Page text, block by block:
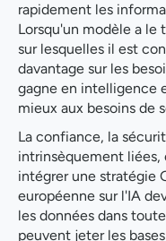
rapidement les
Lorsqu'un modèle a le
sur lesquelles il est
davantage sur les
gagne en intelligence
mieux aux besoins de
La confiance, la
intrinsèquement
intégrer une stratégie
européenne sur l'IA
les données dans
peuvent jeter les